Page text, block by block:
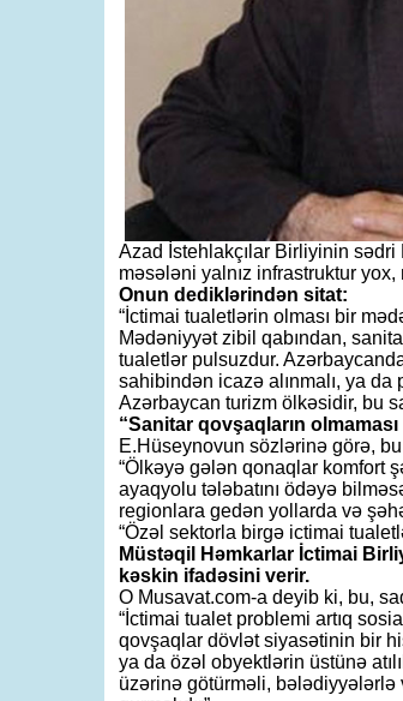
Azad İstehlakçılar Birliyinin sədri
məsələni yalnız infrastruktur
Onun dediklərindən sitat:
“İctimai tualetlərin olması bir
Mədəniyyət zibil qabından,
tualetlər pulsuzdur.
sahibindən icazə alınmalı, ya da
Azərbaycan turizm ölkəsidir, bu
“Sanitar qovşaqların olmaması
E.Hüseynovun sözlərinə görə,
“Ölkəyə gələn qonaqlar komfort
ayaqyolu tələbatını ödəyə
regionlara gedən yollarda və
“Özəl sektorla birgə ictimai
Müstəqil Həmkarlar İctimai
kəskin ifadəsini verir.
O Musavat.com-a deyib ki, bu,
“İctimai tualet problemi artıq
qovşaqlar dövlət siyasətinin bir
ya da özəl obyektlərin üstünə
üzərinə götürməli,